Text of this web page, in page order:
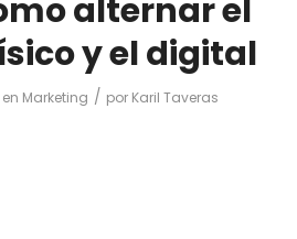
alternar el
y el digital
en Marketing / por Karil Taveras